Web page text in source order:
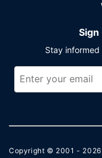
Stay
Copyright © 2001 - 2026